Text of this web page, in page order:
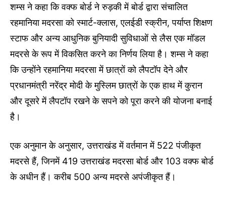
शम्स ने कहा कि वक्फ बोर्ड ने रुड़की में बोर्ड द्वारा संचालित
रहमानिया मदरसा को स्मार्ट-क्लास, एलईडी स्क्रीन, पर्याप्त शिक्षण
स्टाफ और अन्य आधुनिक बुनियादी सुविधाओं से लैस एक मॉडल
मदरसे के रूप में विकसित करने का निर्णय लिया है। शम्स ने कहा
कि उन्होंने रहमानिया मदरसा में छात्रों को लैपटॉप देने और
प्रधानमंत्री नरेंद्र मोदी के मुस्लिम छात्रों के एक हाथ में कुरान
और दूसरे में लैपटॉप रखने के सपने को पूरा करने की योजना बनाई
है।
एक अनुमान के अनुसार, उत्तराखंड में वर्तमान में 522 पंजीकृत
मदरसे हैं, जिनमें 419 उत्तराखंड मदरसा बोर्ड और 103 वक्फ बोर्ड
के अधीन हैं। करीब 500 अन्य मदरसे अपंजीकृत हैं।